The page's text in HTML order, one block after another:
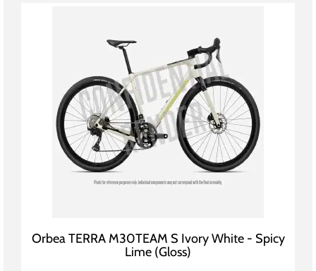
Orbea TERRA M30TEAM S Ivory White - Spicy
Lime (Gloss)